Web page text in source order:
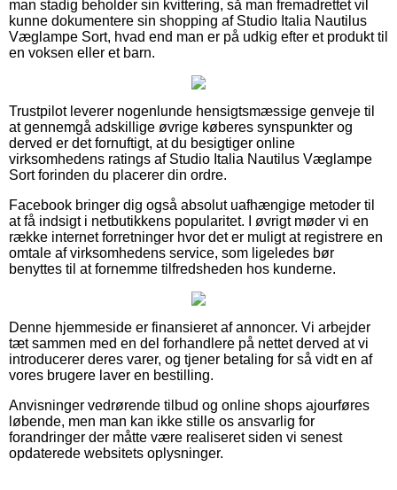
man stadig beholder sin kvittering, så man fremadrettet vil
kunne dokumentere sin shopping af Studio Italia Nautilus
Væglampe Sort, hvad end man er på udkig efter et produkt til
en voksen eller et barn.
Trustpilot leverer nogenlunde hensigtsmæssige genveje til
at gennemgå adskillige øvrige køberes synspunkter og
derved er det fornuftigt, at du besigtiger online
virksomhedens ratings af Studio Italia Nautilus Væglampe
Sort forinden du placerer din ordre.
Facebook bringer dig også absolut uafhængige metoder til
at få indsigt i netbutikkens popularitet. I øvrigt møder vi en
række internet forretninger hvor det er muligt at registrere en
omtale af virksomhedens service, som ligeledes bør
benyttes til at fornemme tilfredsheden hos kunderne.
Denne hjemmeside er finansieret af annoncer. Vi arbejder
tæt sammen med en del forhandlere på nettet derved at vi
introducerer deres varer, og tjener betaling for så vidt en af
vores brugere laver en bestilling.
Anvisninger vedrørende tilbud og online shops ajourføres
løbende, men man kan ikke stille os ansvarlig for
forandringer der måtte være realiseret siden vi senest
opdaterede websitets oplysninger.